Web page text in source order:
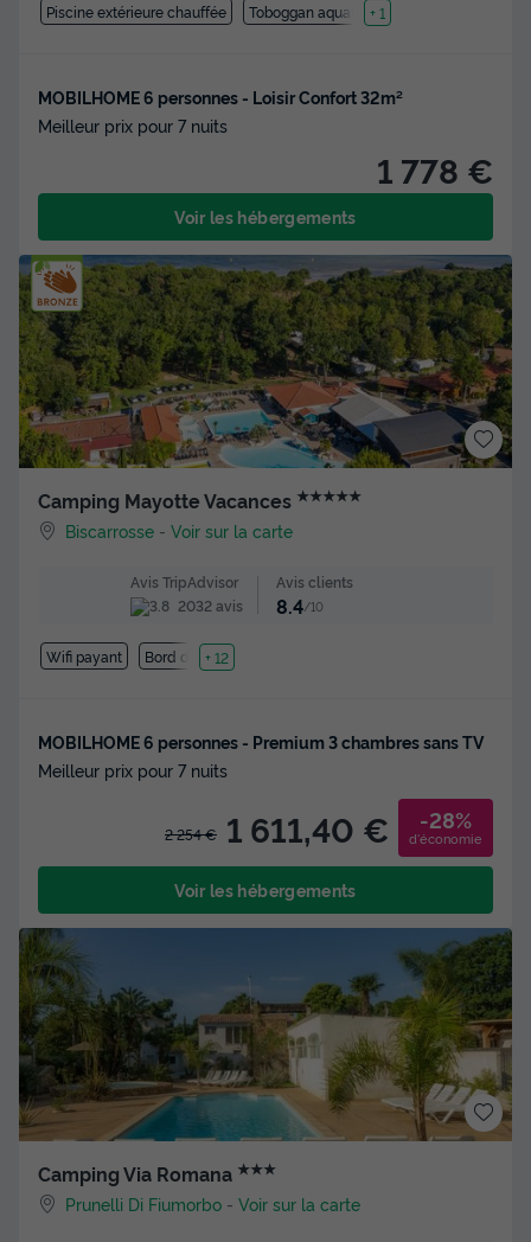
Piscine extérieure chauffée Toboggan aquatique
+ 1
MOBILHOME 6 personnes - Loisir Confort 32m²
Meilleur prix pour 7 nuits
1 778 €
Voir les hébergements
Camping Mayotte Vacances ★★★★★
Biscarrosse -Voir sur la carte
Avis TripAdvisor
2032 avis
Avis clients
8.4/10
Wifi payant Bord de mer
+ 12
MOBILHOME 6 personnes - Premium 3 chambres sans TV
Meilleur prix pour 7 nuits
2 254 € 1 611,40 € -28%
d'économie
Voir les hébergements
Camping Via Romana ★★★
Prunelli Di Fiumorbo -Voir sur la carte